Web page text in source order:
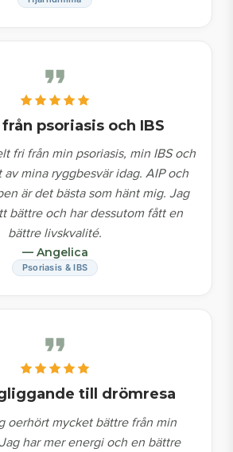
psoriasis och IBS
fri från min psoriasis, min IBS och
mina ryggbesvär idag. AIP och
är det bästa som hänt mig. Jag
bättre och har dessutom fått en
bättre livskvalité.
— Angelica
Psoriasis & IBS
till drömresa
oerhört mycket bättre från min
har mer energi och en bättre